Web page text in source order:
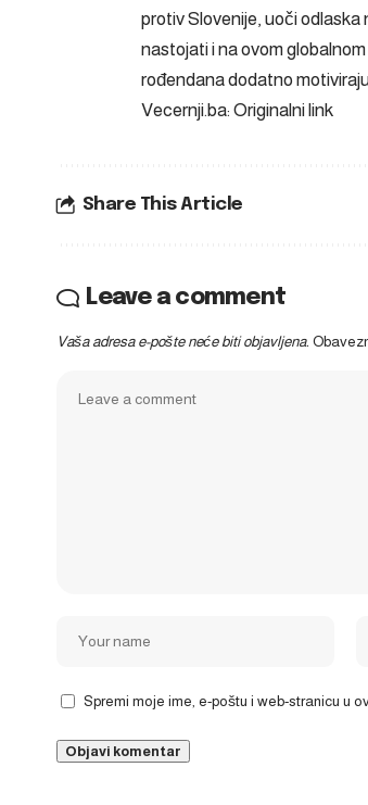
protiv Slovenije, uoči
nastojati i na ovom
rođendana dodatno
Vecernji.ba: Originalni link
Share This Article
Leave a comment
Vaša adresa e-pošte neće biti objavljena.
Spremi moje ime, e-poštu i web-stranicu u